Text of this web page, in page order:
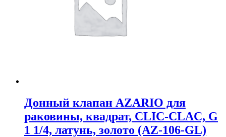
Донный клапан AZARIO для
раковины, квадрат, CLIC-CLAC, G
1 1/4, латунь, золото (AZ-106-GL)